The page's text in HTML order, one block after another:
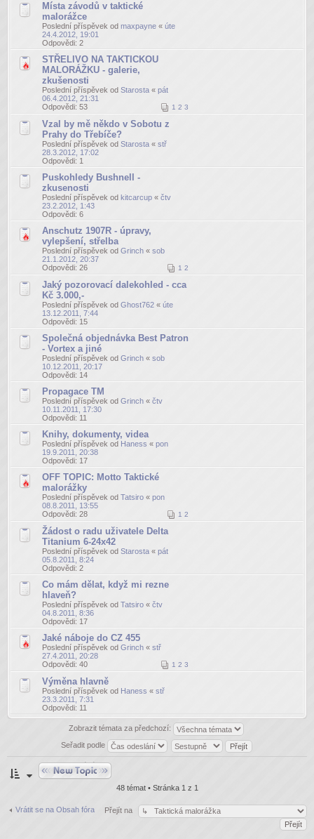
Místa závodů v taktické
malorážce
Poslední příspěvek od maxpayne « úte
24.4.2012, 19:01
Odpovědi: 2
STŘELIVO NA TAKTICKOU
MALORÁŽKU - galerie,
zkušenosti
Poslední příspěvek od Starosta « pát
06.4.2012, 21:31
Odpovědi: 53 1 2 3
Vzal by mě někdo v Sobotu z
Prahy do Třebíče?
Poslední příspěvek od Starosta « stř
28.3.2012, 17:02
Odpovědi: 1
Puskohledy Bushnell -
zkusenosti
Poslední příspěvek od kitcarcup « čtv
23.2.2012, 1:43
Odpovědi: 6
Anschutz 1907R - úpravy,
vylepšení, střelba
Poslední příspěvek od Grinch « sob
21.1.2012, 20:37
Odpovědi: 26 1 2
Jaký pozorovací dalekohled - cca
Kč 3.000,-
Poslední příspěvek od Ghost762 « úte
13.12.2011, 7:44
Odpovědi: 15
Společná objednávka Best Patron
- Vortex a jiné
Poslední příspěvek od Grinch « sob
10.12.2011, 20:17
Odpovědi: 14
Propagace TM
Poslední příspěvek od Grinch « čtv
10.11.2011, 17:30
Odpovědi: 11
Knihy, dokumenty, videa
Poslední příspěvek od Haness « pon
19.9.2011, 20:38
Odpovědi: 17
OFF TOPIC: Motto Taktické
malorážky
Poslední příspěvek od Tatsiro « pon
08.8.2011, 13:55
Odpovědi: 28 1 2
Žádost o radu uživatele Delta
Titanium 6-24x42
Poslední příspěvek od Starosta « pát
05.8.2011, 8:24
Odpovědi: 2
Co mám dělat, když mi rezne
hlaveň?
Poslední příspěvek od Tatsiro « čtv
04.8.2011, 8:36
Odpovědi: 17
Jaké náboje do CZ 455
Poslední příspěvek od Grinch « stř
27.4.2011, 20:28
Odpovědi: 40 1 2 3
Výměna hlavně
Poslední příspěvek od Haness « stř
23.3.2011, 7:31
Odpovědi: 11
Zobrazit témata za předchozí:
Seřadit podle
Odeslat nové téma
48 témat • Stránka 1 z 1
Vrátit se na Obsah fóra Přejít na